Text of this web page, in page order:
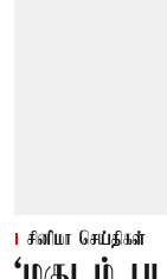
சினிமா செய்திகள்